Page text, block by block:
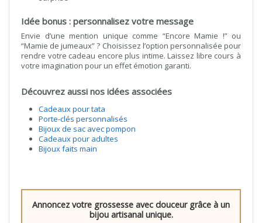
Idée bonus : personnalisez votre message
Envie d’une mention unique comme “Encore Mamie !” ou
“Mamie de jumeaux” ? Choisissez l’option personnalisée pour
rendre votre cadeau encore plus intime. Laissez libre cours à
votre imagination pour un effet émotion garanti.
Découvrez aussi nos idées associées
Cadeaux pour tata
Porte-clés personnalisés
Bijoux de sac avec pompon
Cadeaux pour adultes
Bijoux faits main
Annoncez votre grossesse avec douceur grâce à un
bijou artisanal unique.